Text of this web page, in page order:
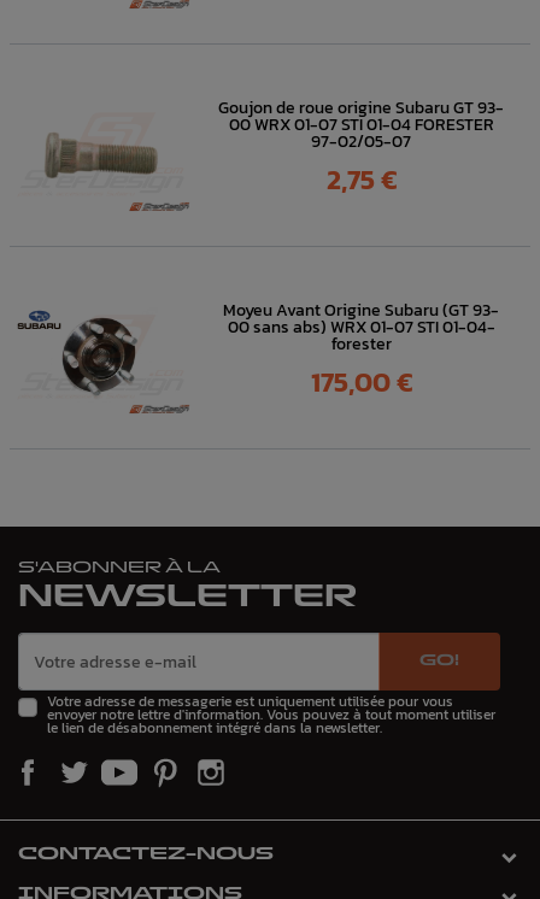
Goujon de roue origine Subaru GT 93-
00 WRX 01-07 STI 01-04 FORESTER
97-02/05-07
Prix
2,75 €
Moyeu Avant Origine Subaru (GT 93-
00 sans abs) WRX 01-07 STI 01-04-
forester
Prix
175,00 €
S'ABONNER À LA
NEWSLETTER
GO!
Votre adresse de messagerie est uniquement utilisée pour vous
envoyer notre lettre d'information. Vous pouvez à tout moment utiliser
le lien de désabonnement intégré dans la newsletter.
CONTACTEZ-NOUS
INFORMATIONS